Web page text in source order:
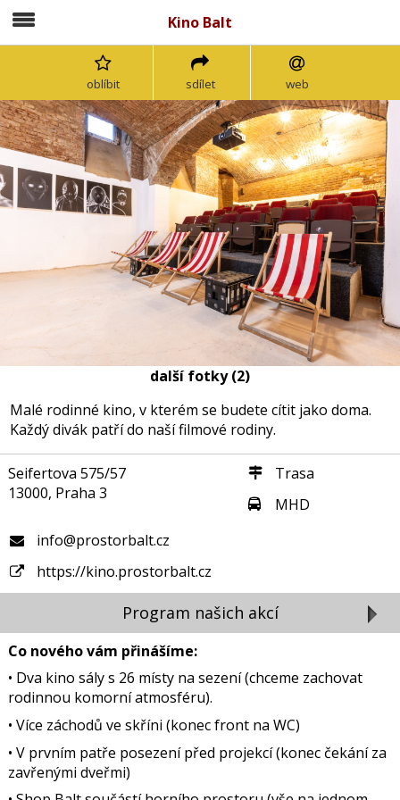
Kino Balt
oblíbit sdílet web
další fotky (2)
Malé rodinné kino, v kterém se budete cítit jako doma.
Každý divák patří do naší filmové rodiny.
Seifertova 575/57
13000, Praha 3
Trasa
MHD
info@prostorbalt.cz
https://kino.prostorbalt.cz
Program našich akcí
Co nového vám přinášíme:
• Dva kino sály s 26 místy na sezení (chceme zachovat
rodinnou komorní atmosféru).
• Více záchodů ve skříni (konec front na WC)
• V prvním patře posezení před projekcí (konec čekání za
zavřenými dveřmi)